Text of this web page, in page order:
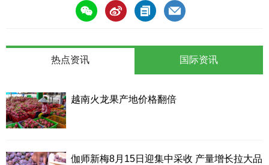
热点资讯
越南火龙果产地价格翻倍
伽师新梅8月15日迎集中采收 产量增长拉大品
国际资讯